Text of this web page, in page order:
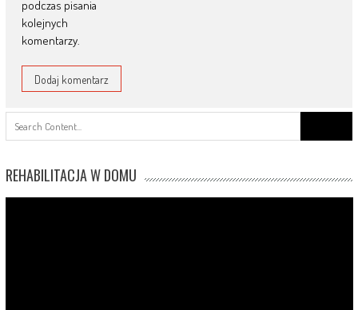
podczas pisania
kolejnych
komentarzy.
REHABILITACJA W DOMU